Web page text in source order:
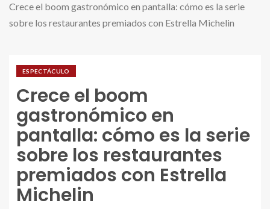
Crece el boom gastronómico en pantalla: cómo es la serie
sobre los restaurantes premiados con Estrella Michelin
ESPECTÁCULO
Crece el boom
gastronómico en
pantalla: cómo es la serie
sobre los restaurantes
premiados con Estrella
Michelin